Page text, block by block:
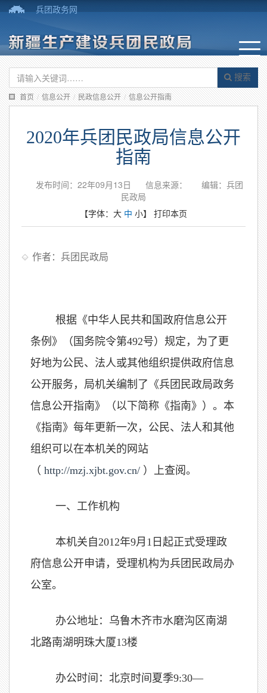
兵团政务网
搜索
首页 / 信息公开 / 民政信息公开 / 信息公开指南
2020年兵团民政局信息公开
指南
发布时间：22年09月13日 信息来源：
编辑：兵团
民政局
【字体： 大 中 小】 打印本页
作者：兵团民政局
根据《中华人民共和国政府信息公开
条例》（国务院令第492号）规定，为了更
好地为公民、法人或其他组织提供政府信息
公开服务，局机关编制了《兵团民政局政务
信息公开指南》（以下简称《指南》）。本
《指南》每年更新一次，公民、法人和其他
组织可以在本机关的网站
（ http://mzj.xjbt.gov.cn/ ） 上查阅。
一、工作机构
本机关自 2012年9月 1 日起正式受理政
府信息公开申请，受理机构为兵团民政局办
公室。
办公地址：乌鲁木齐市水磨沟区南湖
北路南湖明珠大厦13楼
办公时间：北京时间夏季9:30—